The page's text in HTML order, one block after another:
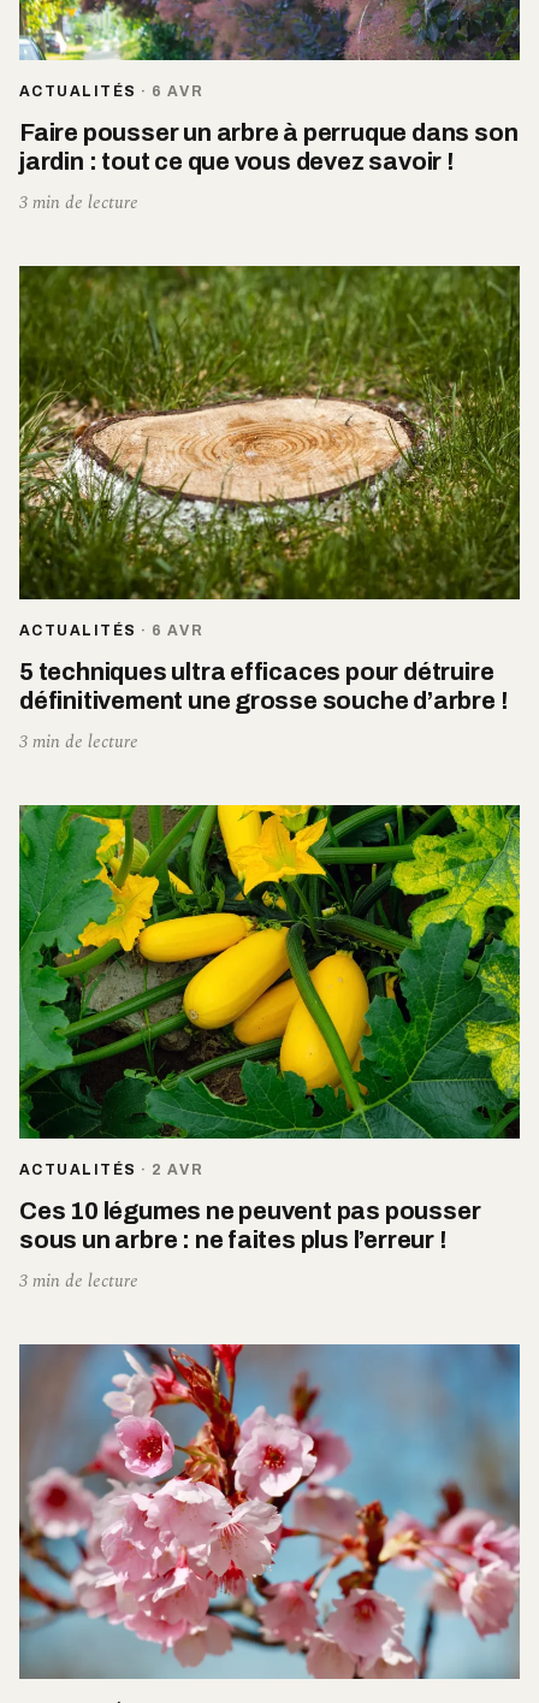
ACTUALITÉS · 6 AVR
Faire pousser un arbre à perruque dans son
jardin : tout ce que vous devez savoir !
3 min de lecture
ACTUALITÉS · 6 AVR
5 techniques ultra efficaces pour détruire
définitivement une grosse souche d’arbre !
3 min de lecture
ACTUALITÉS · 2 AVR
Ces 10 légumes ne peuvent pas pousser
sous un arbre : ne faites plus l’erreur !
3 min de lecture